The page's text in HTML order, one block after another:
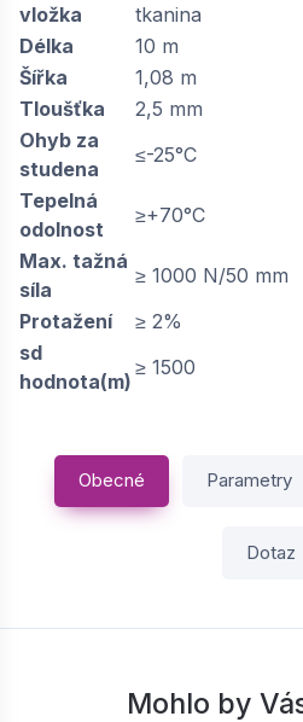
vložka
tkanina
Délka
10 m
Šířka
1,08 m
Tloušťka
2,5 mm
Ohyb za
studena
≤-25°C
Tepelná
odolnost
≥+70°C
Max. tažná
síla
≥ 1000 N/50 mm
Protažení
≥ 2%
sd
hodnota(m)
≥ 1500
Obecné Parametry
Dotaz
Mohlo by